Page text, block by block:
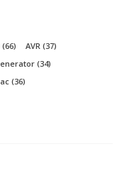
(66) AVR (37)
(34)
(36)